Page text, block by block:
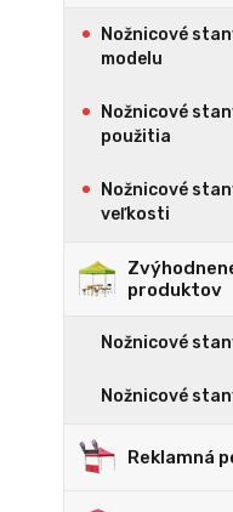
Nožnicové
modelu
Nožnicové
použitia
Nožnicové
veľkosti
produktov
Nožnicové
Nožnicové
Reklamná